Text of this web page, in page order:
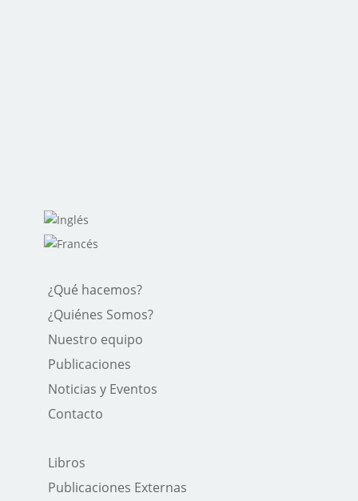
¿Qué hacemos?
¿Quiénes Somos?
Nuestro equipo
Publicaciones
Noticias y Eventos
Contacto
Libros
Publicaciones Externas